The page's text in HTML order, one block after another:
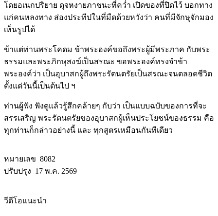
โดยอเนกปริยาย ดุจหงายภาชนะที่คว่ำ เปิดของที่ปิดไว้ บอกทาง
แก่คนหลงทาง ส่องประทีปในที่มืดด้วยหวังว่า คนที่มีจักษุจักมอง
เห็นรูปได้
ข้าแต่ท่านพระโคดม ข้าพระองค์ขอถึงพระผู้มีพระภาค กับพระ
ธรรมและพระภิกษุสงฆ์เป็นสรณะ ขอพระองค์ทรงจำข้า
พระองค์ว่า เป็นอุบาสกผู้ถึงพระรัตนตรัยเป็นสรณะจนตลอดชีวิต
ตั้งแต่วันนี้เป็นต้นไป ฯ
ท่านผู้ฟัง ฟังดูแล้วรู้สึกคล้ายๆ กับว่า เป็นแบบฉบับของการที่จะ
สรรเสริญ พระรัตนตรัยของอุบาสกผู้เห็นประโยชน์ของธรรม คือ
ทุกท่านก็กล่าวอย่างนี้ และ ทุกสูตรเหมือนกันทีเดียว
หมายเลข 8082
ปรับปรุง 17 พ.ค. 2569
วีดีโอแนะนำ